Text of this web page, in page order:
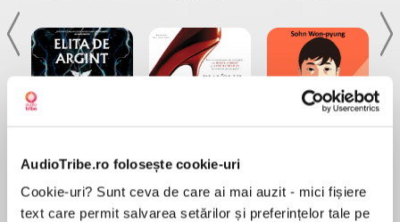
AudioTribe.ro folosește cookie-uri
Cookie-uri? Sunt ceva de care ai mai auzit - mici fișiere
text care permit salvarea setărilor și preferințelor tale pe
de...
Dani Francis
la...
Lauren Weisberger